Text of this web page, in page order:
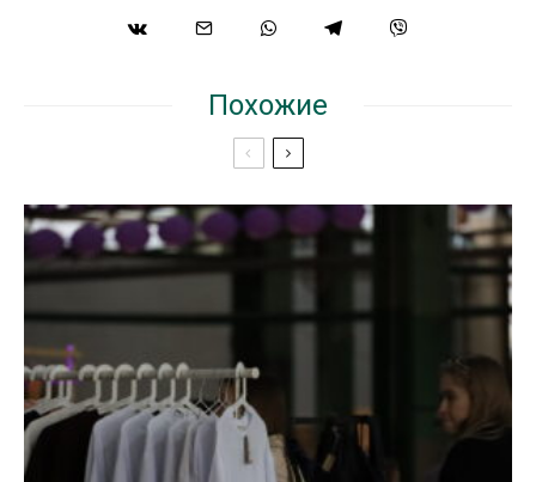
Похожие